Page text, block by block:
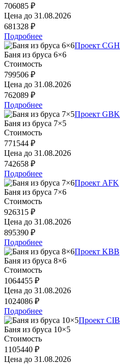
706085 ₽
Цена до 31.08.2026
681328 ₽
Подробнее
Проект CGH
Баня из бруса 6×6
Стоимость
799506 ₽
Цена до 31.08.2026
762089 ₽
Подробнее
Проект GBK
Баня из бруса 7×5
Стоимость
771544 ₽
Цена до 31.08.2026
742658 ₽
Подробнее
Проект AFK
Баня из бруса 7×6
Стоимость
926315 ₽
Цена до 31.08.2026
895390 ₽
Подробнее
Проект KBB
Баня из бруса 8×6
Стоимость
1064455 ₽
Цена до 31.08.2026
1024086 ₽
Подробнее
Проект CIB
Баня из бруса 10×5
Стоимость
1105440 ₽
Цена до 31.08.2026